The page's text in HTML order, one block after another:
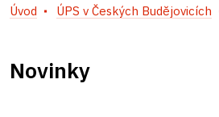
Úvod ÚPS v Českých Budějovicích
Novinky